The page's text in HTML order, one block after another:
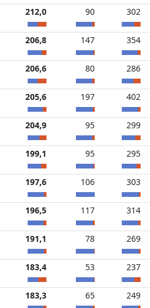
212,0 90 302
206,8 147 354
206,6 80 286
205,6 197 402
204,9 95 299
199,1 95 295
197,6 106 303
196,5 117 314
191,1 78 269
183,4 53 237
183,3 65 249